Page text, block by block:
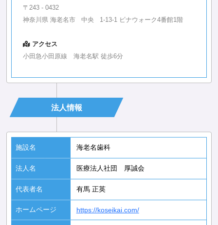
〒243 - 0432
神奈川県 海老名市 中央 1-13-1 ビナウォーク4番館1階
アクセス
小田急小田原線 海老名駅 徒歩6分
法人情報
施設名 海老名歯科
法人名 医療法人社団 厚誠会
代表者名 有馬 正英
ホームページ https://koseikai.com/